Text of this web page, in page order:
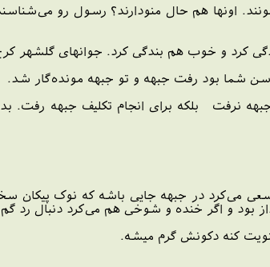
کرد و خوب هم بندگی کرد. جوانهای گلشهر
نرفت بلکه برای انجام تکلیف جبهه رفت.
می‌کرد در جبهه جایی باشه که نوک
و اگر خنده و شوخی هم می‌کرد دنبال رد گم
کنه دکونش گرم میشه.